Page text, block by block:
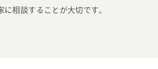
に相談することが大切です。